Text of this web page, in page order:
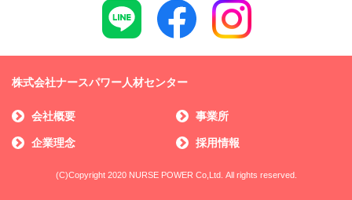
株式会社ナースパワー人材センター
会社概要 事業所
企業理念 採用情報
(C)Copyright 2020 NURSE POWER Co,Ltd. All rights reserved.